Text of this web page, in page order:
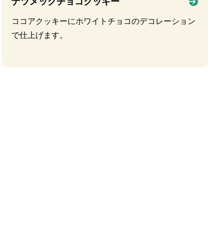
ココアクッキーにホワイトチョコのデコレーション
で仕上げます。